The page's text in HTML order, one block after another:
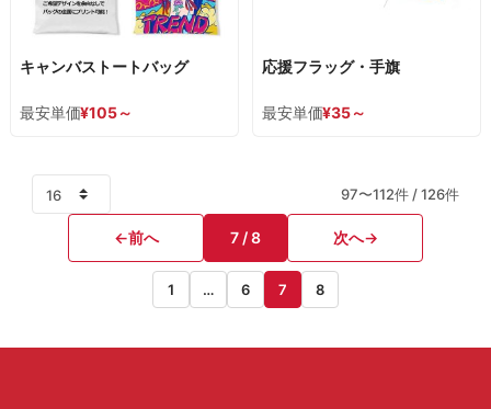
最安単価¥105～
キャンバストートバッグ
最安単価¥35～
応援フラッグ・手旗
97〜112件 / 126件
←前へ 7 / 8 次へ→
1 … 6 7 8